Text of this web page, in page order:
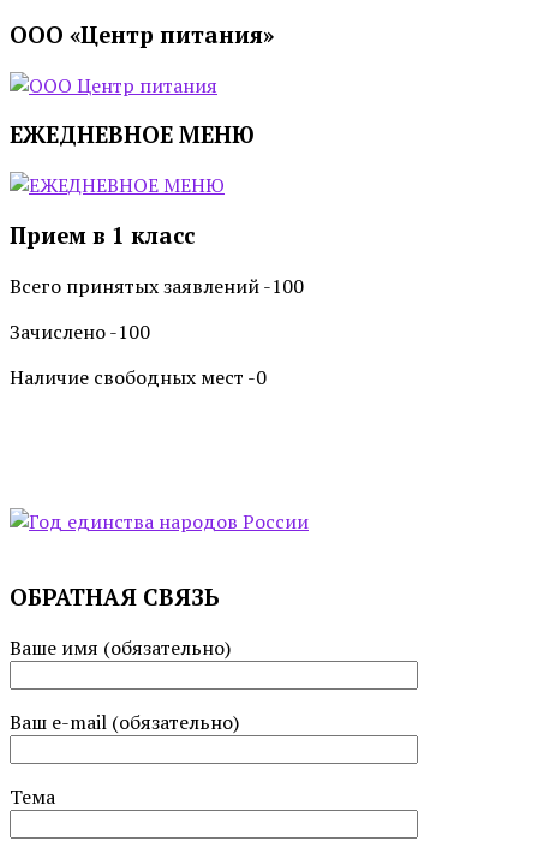
ООО «Центр питания»
ЕЖЕДНЕВНОЕ МЕНЮ
Прием в 1 класс
Всего принятых заявлений -100
Зачислено -100
Наличие свободных мест -0
ОБРАТНАЯ СВЯЗЬ
Ваше имя (обязательно)
Ваш e-mail (обязательно)
Тема